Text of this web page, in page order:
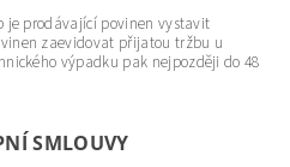
je prodávající povinen vystavit
zaevidovat přijatou tržbu u
výpadku pak nejpozději do 48
SMLOUVY